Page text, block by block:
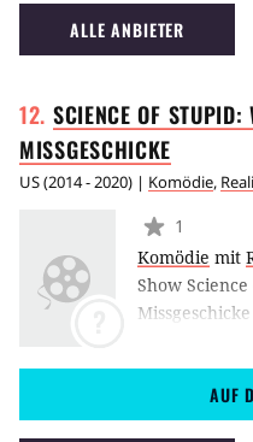
ALLE ANBIETER
SCIENCE OF STUPID:
MISSGESCHICKE
US(2014 - 2020) | Komödie,
1
Komödie mit
Show
Show an der
Phänomenen.
AUF